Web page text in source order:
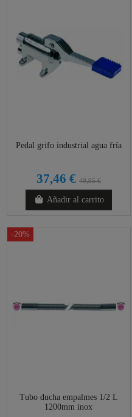
Pedal grifo industrial agua fría
37,46 € 49,95 €
Añadir al carrito
-20%
Tubo ducha empalmes 1/2 L
1200mm inox